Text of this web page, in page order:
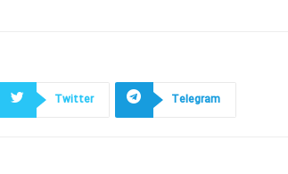
Twitter Telegram